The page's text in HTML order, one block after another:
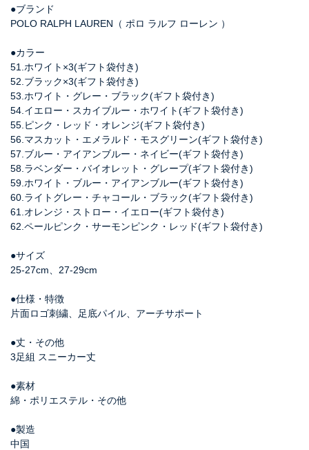
●ブランド
POLO RALPH LAUREN（ ポロ ラルフ ローレン ）
●カラー
51.ホワイト×3(ギフト袋付き)
52.ブラック×3(ギフト袋付き)
53.ホワイト・グレー・ブラック(ギフト袋付き)
54.イエロー・スカイブルー・ホワイト(ギフト袋付き)
55.ピンク・レッド・オレンジ(ギフト袋付き)
56.マスカット・エメラルド・モスグリーン(ギフト袋付き)
57.ブルー・アイアンブルー・ネイビー(ギフト袋付き)
58.ラベンダー・バイオレット・グレープ(ギフト袋付き)
59.ホワイト・ブルー・アイアンブルー(ギフト袋付き)
60.ライトグレー・チャコール・ブラック(ギフト袋付き)
61.オレンジ・ストロー・イエロー(ギフト袋付き)
62.ペールピンク・サーモンピンク・レッド(ギフト袋付き)
●サイズ
25-27cm、27-29cm
●仕様・特徴
片面ロゴ刺繍、足底パイル、アーチサポート
●丈・その他
3足組 スニーカー丈
●素材
綿・ポリエステル・その他
●製造
中国